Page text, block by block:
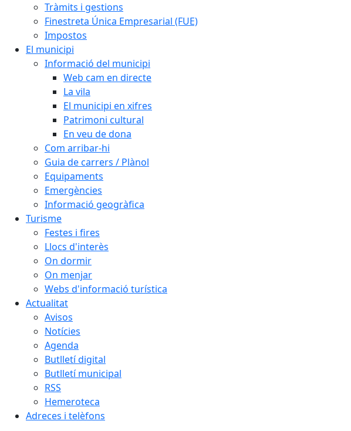
Tràmits i gestions
Finestreta Única Empresarial (FUE)
Impostos
El municipi
Informació del municipi
Web cam en directe
La vila
El municipi en xifres
Patrimoni cultural
En veu de dona
Com arribar-hi
Guia de carrers / Plànol
Equipaments
Emergències
Informació geogràfica
Turisme
Festes i fires
Llocs d'interès
On dormir
On menjar
Webs d'informació turística
Actualitat
Avisos
Notícies
Agenda
Butlletí digital
Butlletí municipal
RSS
Hemeroteca
Adreces i telèfons